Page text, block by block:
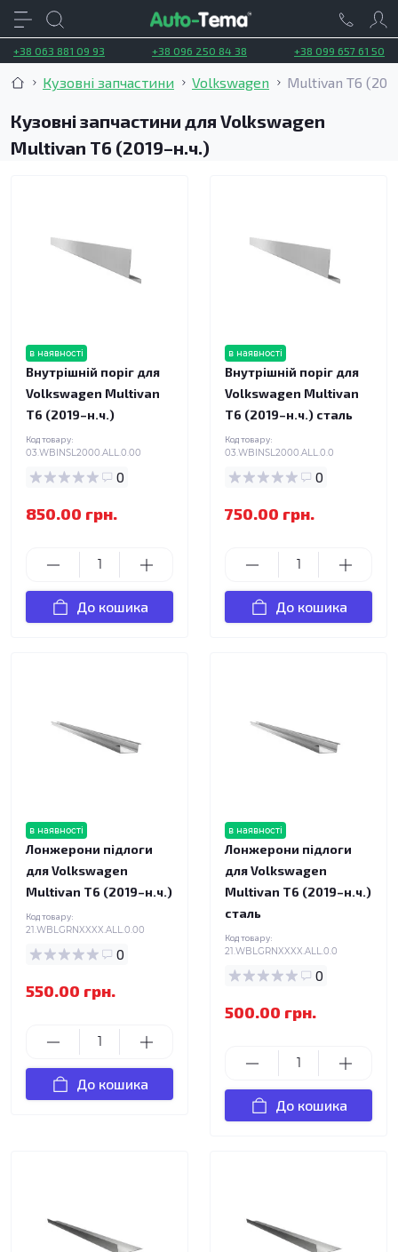
+38 063 881 09 93 +38 096 250 84 38 +38 099 657 61 50
Кузовні запчастини Volkswagen Multivan T6
Кузовні запчастини для Volkswagen
Multivan T6 (2019–н.ч.)
в наявності
Внутрішній поріг для
Volkswagen Multivan
T6 (2019–н.ч.)
Код товару:
03.WBINSL2000.ALL.0.00
0
850.00 грн.
До кошика
в наявності
Внутрішній поріг для
Volkswagen Multivan
T6 (2019–н.ч.) сталь
Код товару:
03.WBINSL2000.ALL.0.0
0
750.00 грн.
До кошика
в наявності
Лонжерони підлоги
для Volkswagen
Multivan T6 (2019–н.ч.)
Код товару:
21.WBLGRNXXXX.ALL.0.00
0
550.00 грн.
До кошика
в наявності
Лонжерони підлоги
для Volkswagen
Multivan T6 (2019–н.ч.)
сталь
Код товару:
21.WBLGRNXXXX.ALL.0.0
0
500.00 грн.
До кошика